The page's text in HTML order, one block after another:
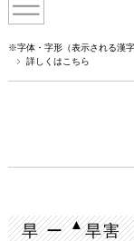
※字体・字形（表示される漢
詳しくはこちら
旱 ー▲旱害